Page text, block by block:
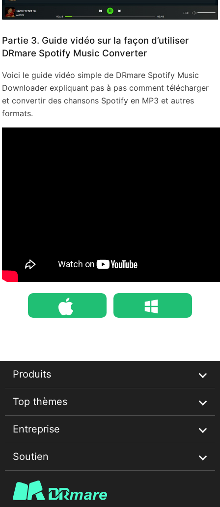
Partie 3. Guide vidéo sur la façon d’utiliser
DRmare Spotify Music Converter
Voici le guide vidéo simple de DRmare Spotify Music
Downloader expliquant pas à pas comment télécharger
et convertir des chansons Spotify en MP3 et autres
formats.
Produits
Streaming Audio Recorder
Top thèmes
Guides musicaux Spotify
Conseils Deezer Music
Entreprise
À propos
Confidentialité
Soutien
Centre d'aide